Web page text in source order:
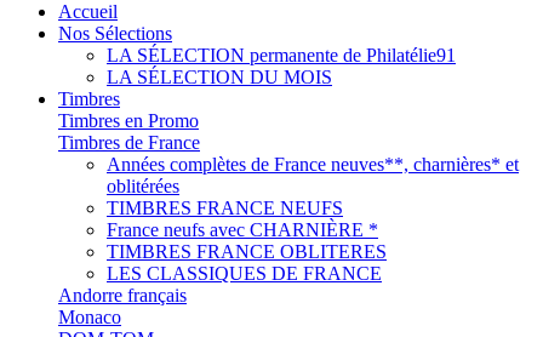
Accueil
Nos Sélections
LA SÉLECTION permanente de Philatélie91
LA SÉLECTION DU MOIS
Timbres
Timbres en Promo
Timbres de France
Années complètes de France neuves**, charnières* et
oblitérées
TIMBRES FRANCE NEUFS
France neufs avec CHARNIÈRE *
TIMBRES FRANCE OBLITERES
LES CLASSIQUES DE FRANCE
Andorre français
Monaco